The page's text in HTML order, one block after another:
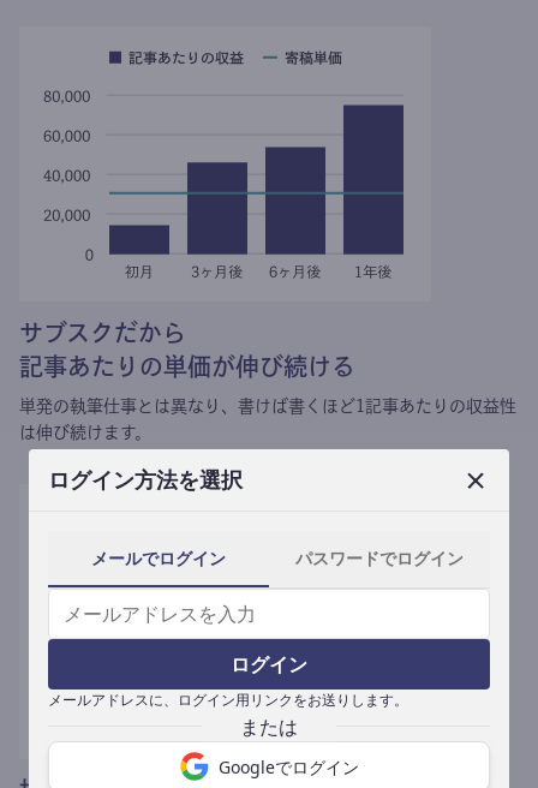
ログイン方法を選択
メールでログイン パスワードでログイン
ログイン
メールアドレスに、ログイン用リンクをお送りします。
Googleでログイン
サブスクだから
記事あたりの単価が伸び続ける
単発の執筆仕事とは異なり、 書けば書くほど1記事あたりの収益性
は伸び続けます。